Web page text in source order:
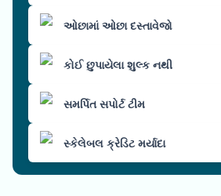
ઓછામાં ઓછા દસ્તાવેજો
કોઈ છુપાયેલા શુલ્ક નથી
સમર્પિત સપોર્ટ ટીમ
સ્કેલેબલ ક્રેડિટ મર્યાદા